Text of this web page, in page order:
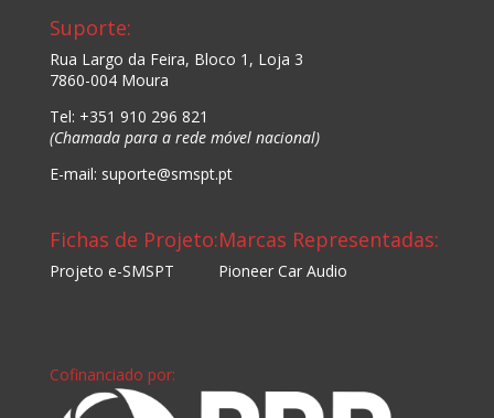
Suporte:
Rua Largo da Feira, Bloco 1, Loja 3
7860-004 Moura
Tel: +351 910 296 821
(Chamada para a rede móvel nacional)
E-mail: suporte@smspt.pt
Fichas de Projeto:
Projeto e-SMSPT
Marcas Representadas:
Pioneer Car Audio
Cofinanciado por: